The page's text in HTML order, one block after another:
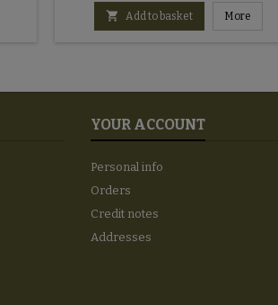
 Add to basket More
YOUR ACCOUNT
Personal info
Orders
Credit notes
Addresses